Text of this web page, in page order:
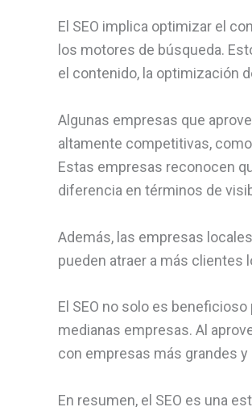
El SEO implica optimizar el
los motores de búsqueda.
el contenido, la optimización
Algunas empresas que
altamente competitivas,
Estas empresas reconocen
diferencia en términos de
Además, las empresas
pueden atraer a más clientes
El SEO no solo es
medianas empresas. Al
con empresas más grandes
En resumen, el SEO es una